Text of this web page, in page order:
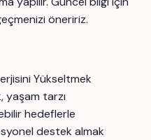
öneririz.
Yükseltmek
yaşam tarzı
hedeflerle
destek almak